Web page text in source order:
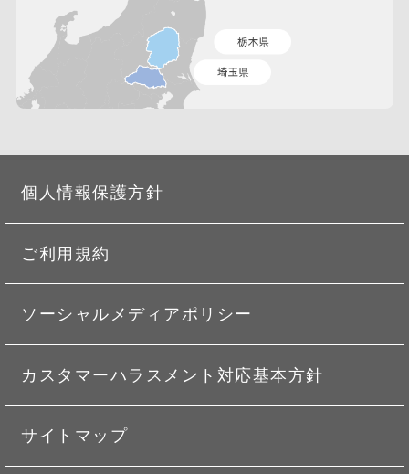
個人情報保護方針
ご利用規約
ソーシャルメディアポリシー
カスタマーハラスメント対応基本方針
サイトマップ